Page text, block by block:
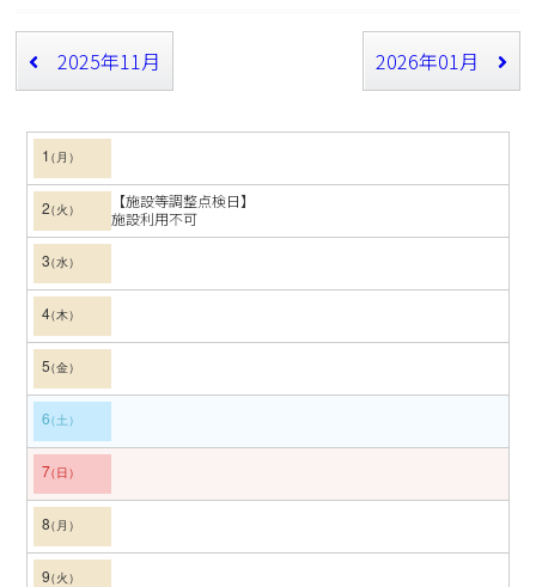
2025年11月 2026年01月
1
2
【施設等調整点検日】
施設利用不可
3
4
5
6
7
8
9